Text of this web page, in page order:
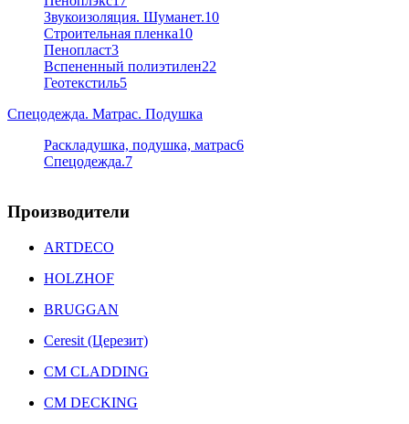
Звукоизоляция. Шуманет.10
Строительная пленка10
Пенопласт3
Вспененный полиэтилен22
Геотекстиль5
Спецодежда. Матрас. Подушка
Раскладушка, подушка, матрас6
Спецодежда.7
Производители
ARTDECO
HOLZHOF
BRUGGAN
Ceresit (Церезит)
CM CLADDING
CM DECKING